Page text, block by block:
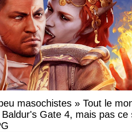
masochistes » Tout le
Gate 4, mais pas ce